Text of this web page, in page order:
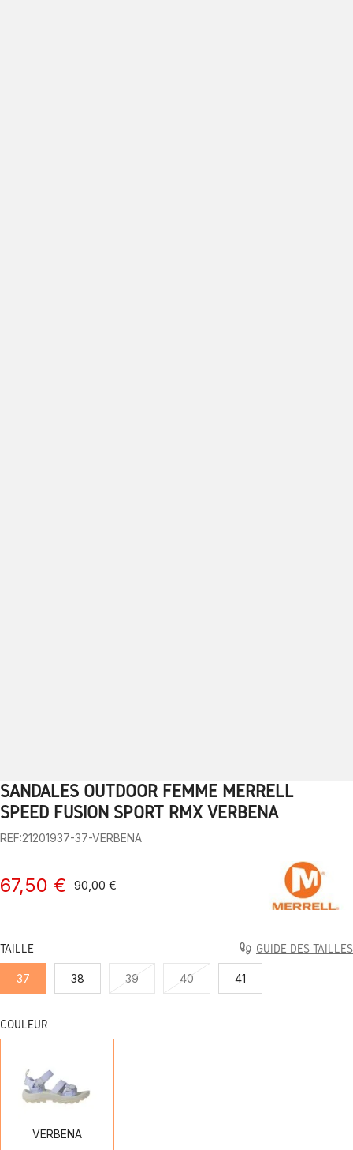
1 2 3 4 5 6 7 8 9
SANDALES OUTDOOR FEMME MERRELL
SPEED FUSION SPORT RMX VERBENA
REF:21201937-37-VERBENA
67,50 € 90,00 €
TAILLE GUIDE DES TAILLES
37 38 39 40 41
COULEUR
VERBENA